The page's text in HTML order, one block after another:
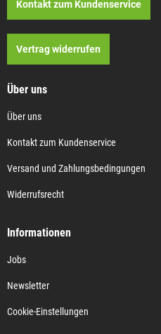
Kontakt zum Kundenservice
Vertrag widerrufen
Über uns
Über uns
Kontakt zum Kundenservice
Versand und Zahlungsbedingungen
Widerrufsrecht
Informationen
Jobs
Newsletter
Cookie-Einstellungen